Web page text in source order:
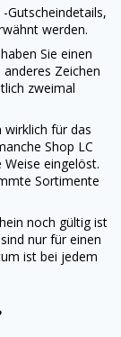
-Gutscheindetails,
werden.
Sie einen
Zeichen
zweimal
wirklich für das
Shop LC
eingelöst.
Sortimente
noch gültig ist
nur für einen
ist bei jedem